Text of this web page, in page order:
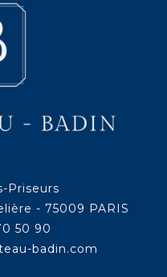
Priseurs
- 75009 PARIS
50 90
badin.com